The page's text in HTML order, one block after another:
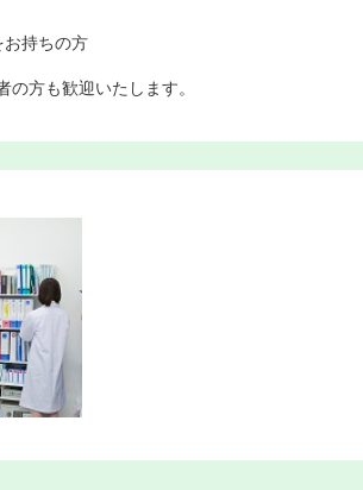
持ちの方
方も歓迎いたします。